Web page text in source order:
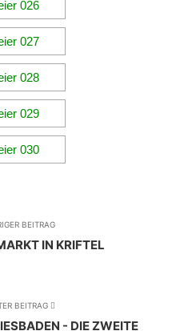
BEITRAG
IN KRIFTEL
BEITRAG
- DIE ZWEITE